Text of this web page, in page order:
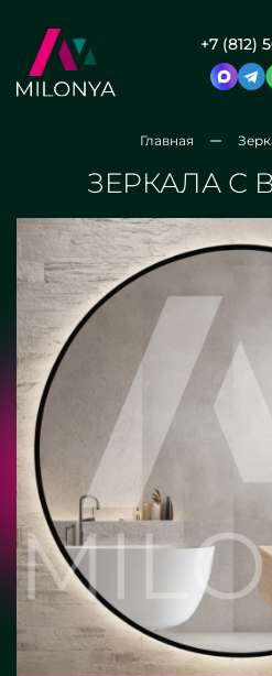
+7 (812)
Главная
ЗЕРКАЛА С